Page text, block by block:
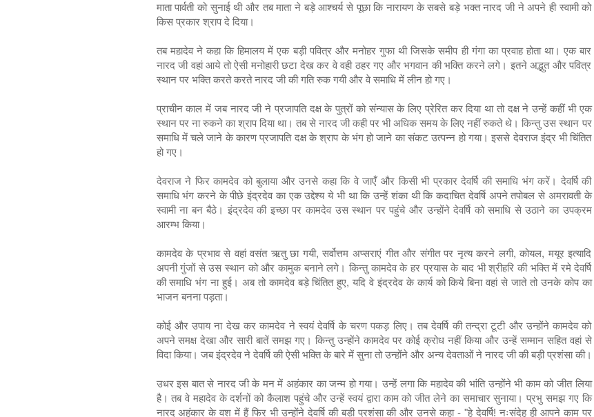
माता पार्वती को सुनाई थी और तब माता ने बड़े आश्चर्य से पूछा कि नारायण के सबसे बड़े भक्त नारद जी ने अपने ही स्वामी को
किस प्रकार श्राप दे दिया।
तब महादेव ने कहा कि हिमालय में एक बड़ी पवित्र और मनोहर गुफा थी जिसके समीप ही गंगा का प्रवाह होता था। एक बार
नारद जी वहां आये तो ऐसी मनोहारी छटा देख कर वे वही ठहर गए और भगवान की भक्ति करने लगे। इतने अद्भुत और पवित्र
स्थान पर भक्ति करते करते नारद जी की गति रुक गयी और वे समाधि में लीन हो गए।
प्राचीन काल में जब नारद जी ने प्रजापति दक्ष के पुत्रों को संन्यास के लिए प्रेरित कर दिया था तो दक्ष ने उन्हें कहीं भी एक
स्थान पर ना रुकने का श्राप दिया था। तब से नारद जी कही पर भी अधिक समय के लिए नहीं रुकते थे। किन्तु उस स्थान पर
समाधि में चले जाने के कारण प्रजापति दक्ष के श्राप के भंग हो जाने का संकट उत्पन्न हो गया। इससे देवराज इंद्र भी चिंतित
हो गए।
देवराज ने फिर कामदेव को बुलाया और उनसे कहा कि वे जाएँ और किसी भी प्रकार देवर्षि की समाधि भंग करें। देवर्षि की
समाधि भंग करने के पीछे इंद्रदेव का एक उद्देश्य ये भी था कि उन्हें शंका थी कि कदाचित देवर्षि अपने तपोबल से अमरावती के
स्वामी ना बन बैठे। इंद्रदेव की इच्छा पर कामदेव उस स्थान पर पहुंचे और उन्होंने देवर्षि को समाधि से उठाने का उपक्रम
आरम्भ किया।
कामदेव के प्रभाव से वहां वसंत ऋतु छा गयी, सर्वोत्तम अप्सराएं गीत और संगीत पर नृत्य करने लगी, कोयल, मयूर इत्यादि
अपनी गुंजों से उस स्थान को और कामुक बनाने लगे। किन्तु कामदेव के हर प्रयास के बाद भी श्रीहरि की भक्ति में रमे देवर्षि
की समाधि भंग ना हुई। अब तो कामदेव बड़े चिंतित हुए, यदि वे इंद्रदेव के कार्य को किये बिना वहां से जाते तो उनके कोप का
भाजन बनना पड़ता।
कोई और उपाय ना देख कर कामदेव ने स्वयं देवर्षि के चरण पकड़ लिए। तब देवर्षि की तन्द्रा टूटी और उन्होंने कामदेव को
अपने समक्ष देखा और सारी बातें समझ गए। किन्तु उन्होंने कामदेव पर कोई क्रोध नहीं किया और उन्हें सम्मान सहित वहां से
विदा किया। जब इंद्रदेव ने देवर्षि की ऐसी भक्ति के बारे में सुना तो उन्होंने और अन्य देवताओं ने नारद जी की बड़ी प्रशंसा की।
उधर इस बात से नारद जी के मन में अहंकार का जन्म हो गया। उन्हें लगा कि महादेव की भांति उन्होंने भी काम को जीत लिया
है। तब वे महादेव के दर्शनों को कैलाश पहुंचे और उन्हें स्वयं द्वारा काम को जीत लेने का समाचार सुनाया। प्रभु समझ गए कि
नारद अहंकार के वश में हैं फिर भी उन्होंने देवर्षि की बड़ी प्रशंसा की और उनसे कहा - "हे देवर्षि! नःसंदेह ही आपने काम पर